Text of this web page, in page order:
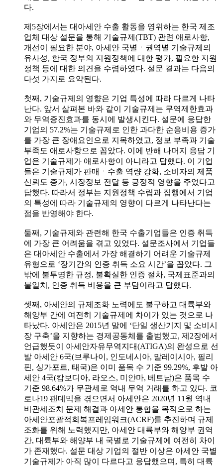
다.
제5장에서는 대아세안 수출 활동을 영위하는 한국 제조
업체 대상 설문을 통해 기술규제(TBT) 관련 애로사항,
개선이 필요한 분야, 아세안 국별ㆍ권역별 기술규제의
유사성, 한국 정부의 지원정책에 대한 평가, 필요한 지원
정책 등에 대한 의견을 수렴하였다. 설문 결과는 다음의
다섯 가지로 요약된다.
첫째, 기술규제의 영향은 기업 특성에 따라 다르게 나타
난다. 앞서 살펴본 바와 같이 기술규제는 무역제한효과
와 무역증진효과를 동시에 발생시킨다. 설문에 응답한
기업의 57.2%는 기술규제로 인한 과다한 순응비용 증가
를 가장 큰 장애요인으로 지목하였고, 정보 부족과 기술
부족도 애로사항으로 꼽았다. 이에 반해 나머지 응답 기
업은 기술규제가 애로사항이 아니라고 답했다. 이 기업
들은 기술규제가 판매ㆍ수출 역량 강화, 소비자의 제품
신뢰도 증가, 시장정보 전달 등 긍정적 영향을 주었다고
답했다. 따라서 정부는 지원정책 수립과 집행에서 기업
의 특성에 따라 기술규제의 영향이 다르게 나타난다는
점을 반영해야 한다.
둘째, 기술규제와 관련해 한국 수출기업들은 인증 취득
에 가장 큰 어려움을 겪고 있었다. 설문조사에서 기업들
은 대아세안 수출에서 가장 해결하기 어려운 기술규제
유형으로 ‘장기간의 인증 취득 소요 시간’을 꼽았다. 그
밖에 불투명한 규정, 불확실한 인증 절차, 국제표준과의
불일치, 인증 취득 비용을 큰 부담이라고 답했다.
셋째, 아세안의 규제조화 노력에도 불구하고 대륙부와
해양부 간에 여전히 기술규제에 차이가 있는 것으로 나
타났다. 아세안은 2015년 말에 ‘단일 생산기지 및 소비시
장 구축’을 지향하는 경제공동체를 출범했고, 제2장에서
언급했듯이 아세안자유무역지대(ATIGA)의 완성으로 선
발 아세안 6국(브루나이, 인도네시아, 말레이시아, 필리
핀, 싱가포르, 태국)은 이미 품목 수 기준 99.29%, 후발 아
세안 4국(캄보디아, 라오스, 미얀마, 베트남)은 품목 수
기준 98.64%가 무관세로 역내 무역 거래를 하고 있다. 코
로나19 팬데믹을 겪으면서 아세안은 2020년 11월 역내
비관세조치 문제 해결과 아세안 통합을 목적으로 하는
아세안포괄적회복프레임워크(ACRF)를 추진하며 규제
조화를 위해 노력했지만, 아세안 대륙부와 해양부 권역
간, 대륙부와 해양부 내 국별로 기술규제에 여전히 차이
가 존재했다. 설문 대상 기업의 절반 이상은 아세안 국별
기술규제가 아직 많이 다르다고 응답했으며, 특히 대륙